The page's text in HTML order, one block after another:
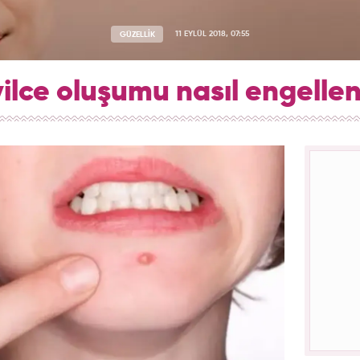
GÜZELLİK 11 EYLÜL 2018, 07:55
oluşumu nasıl